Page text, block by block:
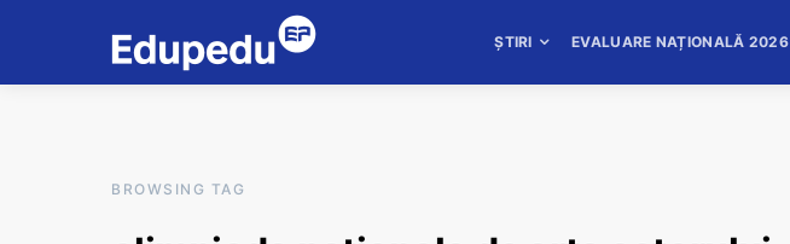
ȘTIRI EVALUARE NAȚIONALĂ 2026
BROWSING TAG